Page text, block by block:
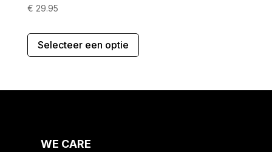
€ 29.95
Selecteer een optie
heeft
WE CARE